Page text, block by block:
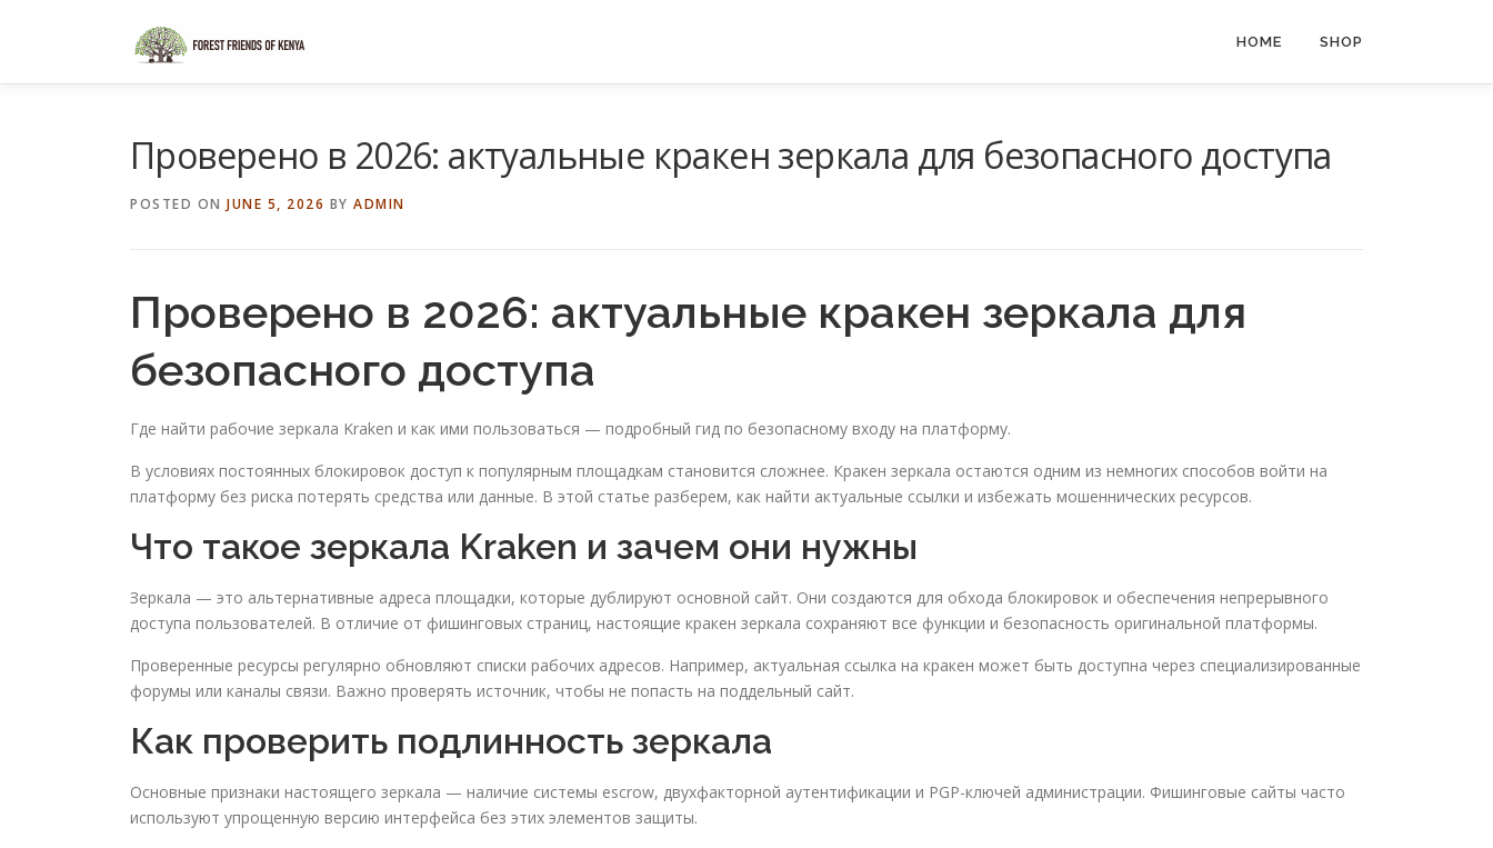
HOME SHOP
Проверено в 2026: актуальные кракен зеркала для безопасного доступа
POSTED ON JUNE 5, 2026 BY ADMIN
Проверено в 2026: актуальные кракен зеркала для
безопасного доступа
Где найти рабочие зеркала Kraken и как ими пользоваться — подробный гид по безопасному входу на платформу.
В условиях постоянных блокировок доступ к популярным площадкам становится сложнее. Кракен зеркала остаются одним из немногих способов войти на
платформу без риска потерять средства или данные. В этой статье разберем, как найти актуальные ссылки и избежать мошеннических ресурсов.
Что такое зеркала Kraken и зачем они нужны
Зеркала — это альтернативные адреса площадки, которые дублируют основной сайт. Они создаются для обхода блокировок и обеспечения непрерывного
доступа пользователей. В отличие от фишинговых страниц, настоящие кракен зеркала сохраняют все функции и безопасность оригинальной платформы.
Проверенные ресурсы регулярно обновляют списки рабочих адресов. Например, актуальная ссылка на кракен может быть доступна через специализированные
форумы или каналы связи. Важно проверять источник, чтобы не попасть на поддельный сайт.
Как проверить подлинность зеркала
Основные признаки настоящего зеркала — наличие системы escrow, двухфакторной аутентификации и PGP-ключей администрации. Фишинговые сайты часто
используют упрощенную версию интерфейса без этих элементов защиты.